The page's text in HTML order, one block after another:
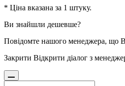
* Ціна вказана за 1 штуку.
Ви знайшли дешевше?
Повідомте нашого менеджера, що
Закрити Відкрити діалог з